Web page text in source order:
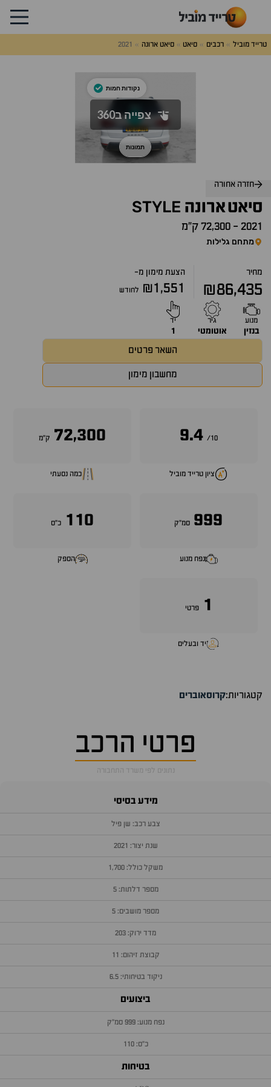
טרייד מוביל רכבים סיאט סיאט ארונה 2021
חזרה אחורה
סיאטארונה STYLE
2021
- 72,300 ק״מ
מתחם גלילות
מחיר
₪86,435
הצעת מימון מ-
₪1,551 לחודש
מנוע
בנזין
גיר
אוטומטי
יד
1
השאר פרטים
מחשבון מימון
10/
9.4
ציון טרייד מוביל
72,300 ק״מ
כמה נסעתי
999 סמ״ק
נפח מנוע
110 כ״ס
הספק
1 פרטי
יד ובעלים
קטגוריות:קרוסאוברים
פרטי הרכב
נתונים לפי משרד התחבורה
מידע בסיסי
צבע רכב: שן פיל
שנת יצור: 2021
משקל כולל: 1,700
מספר דלתות: 5
מספר מושבים: 5
מדד ירוק: 203
קבוצת זיהום: 11
ניקוד בטיחותי: 6.5
ביצועים
נפח מנוע: 999 סמ״ק
כ״ס: 110
בטיחות